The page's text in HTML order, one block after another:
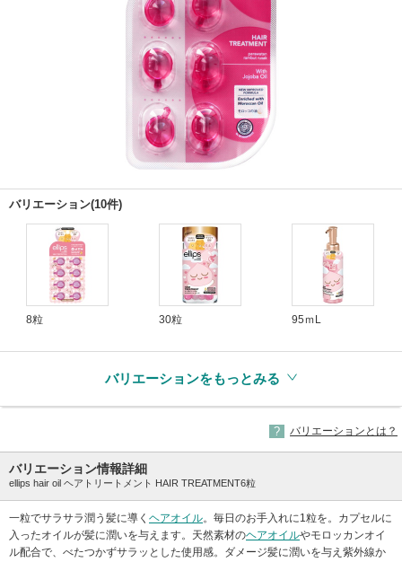
バリエーション(10件)
8粒 30粒 95ｍL
バリエーションをもっとみる
バリエーションとは？
バリエーション情報詳細
ellips hair oil ヘアトリートメント HAIR TREATMENT6粒
一粒でサラサラ潤う髪に導く ヘアオイル。毎日のお手入れに1粒を。カプセルに
入ったオイルが髪に潤いを与えます。天然素材のヘアオイルやモロッカンオイ
ル配合で、べたつかずサラッとした使用感。ダメージ髪に潤いを与え紫外線か